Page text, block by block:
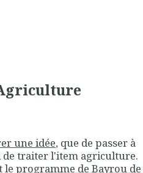
une idée, que de passer à
de traiter l'item agriculture.
le programme de Bayrou de